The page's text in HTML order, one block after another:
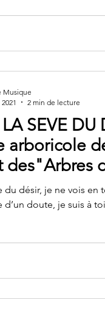
SEVE DU
arboricole
des"Arbres
du désir, je ne vois en
d’un doute, je suis à
Musique
2 min de lecture